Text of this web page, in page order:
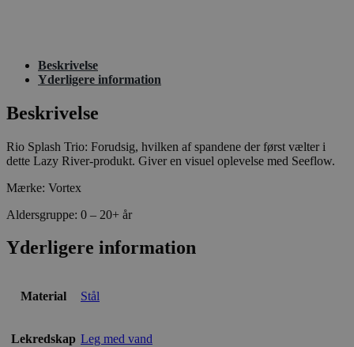
Beskrivelse
Yderligere information
Beskrivelse
Rio Splash Trio: Forudsig, hvilken af spandene der først vælter i
dette Lazy River-produkt. Giver en visuel oplevelse med Seeflow.
Mærke: Vortex
Aldersgruppe: 0 – 20+ år
Yderligere information
Material Stål
Lekredskap Leg med vand